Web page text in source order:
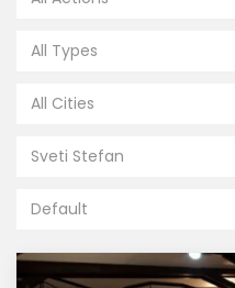
All Types
All Cities
Sveti Stefan
Default